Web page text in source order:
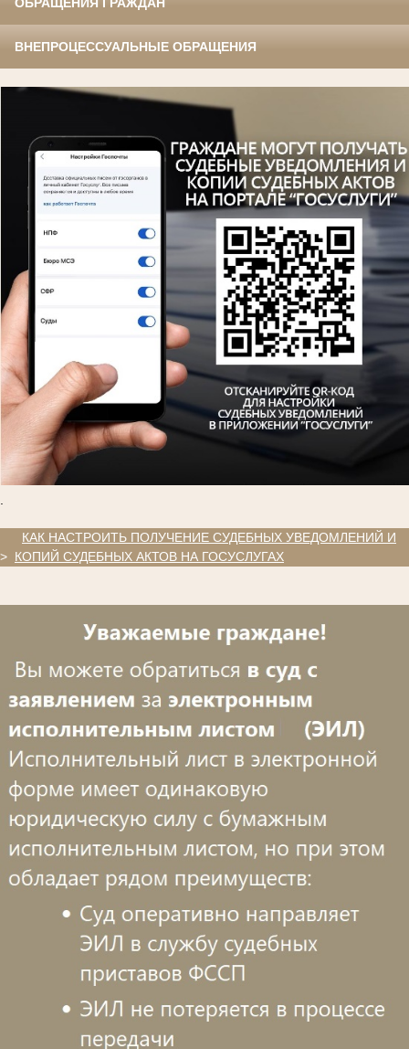
ВНЕПРОЦЕССУАЛЬНЫЕ ОБРАЩЕНИЯ
>
КАК НАСТРОИТЬ ПОЛУЧЕНИЕ СУДЕБНЫХ УВЕДОМЛЕНИЙ И
КОПИЙ СУДЕБНЫХ АКТОВ НА ГОСУСЛУГАХ